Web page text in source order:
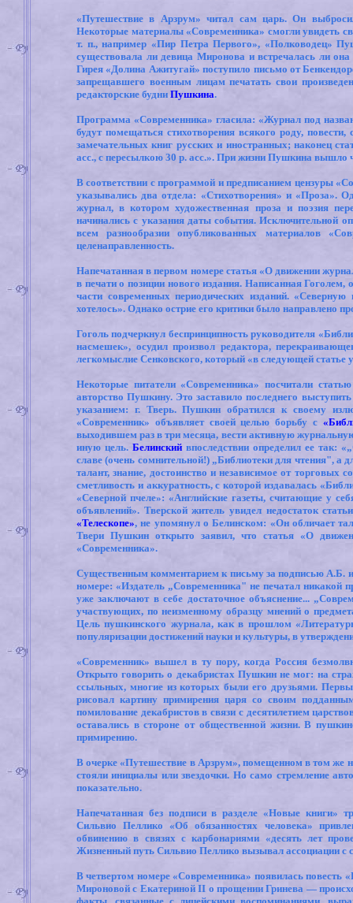
«Путешествие в Арзрум» читал сам царь. Он
Некоторые материалы «Современника» смогли увидеть
т. п., например «Пир Петра Первого», «Полководец»
существовала ли девица Миронова и встречалась ли
Гирея «Долина Ажитугай» поступило письмо от
запрещавшего военным лицам печатать свои
редакторские будни Пушкина.
Программа «Современника» гласила: «Журнал под
будут помещаться стихотворения всякого роду,
замечательных книг русских и иностранных; наконец
асс., с пересылкою 30 р. асс.». При жизни Пушкина вышло
В соответствии с программой и предписанием цензуры
указывались два отдела: «Стихотворения» и «Проза».
журнал, в котором художественная проза и поэзия
начинались с указания даты события. Исключительной
всем разнообразии опубликованных материалов
целенаправленность.
Напечатанная в первом номере статья «О движении
в печати о позиции нового издания. Написанная Гоголем,
части современных периодических изданий.
хотелось». Однако острие его критики было направлено
Гоголь подчеркнул беспринципность руководителя
насмешек», осудил произвол редактора,
легкомыслие Сенковского, который «в следующей статье
Некоторые питатели «Современника» посчитали
авторство Пушкину. Это заставило последнего
указанием: г. Тверь. Пушкин обратился к своему
«Современник» объявляет своей целью борьбу с
выходившем раз в три месяца, вести активную
иную цель.Белинский впоследствии определил ее так:
славе (очень сомнительной!) „Библиотеки для чтения", а
талант, знание, достоинство и независимое от
сметливость и аккуратность, с которой издавалась
«Северной пчеле»: «Английские газеты, считающие у
объявлений». Тверской житель увидел недостаток
«Телескопе», не упомянул о Белинском: «Он обличает
Твери Пушкин открыто заявил, что статья «О
«Современника».
Существенным комментарием к письму за подписью А.Б.
номере: «Издатель „Современника" не печатал
уже заключают в себе достаточное объяснение...
участвующих, по неизменному образцу мнений о
Цель пушкинского журнала, как в прошлом
популяризации достижений науки и культуры, в
«Современник» вышел в ту пору, когда Россия
Открыто говорить о декабристах Пушкин не мог: на
ссыльных, многие из которых были его друзьями.
рисовал картину примирения царя со своим
помилование декабристов в связи с десятилетием
оставались в стороне от общественной жизни. В
примирению.
В очерке «Путешествие в Арзрум», помещенном в том же
стояли инициалы или звездочки. Но само стремление
показательно.
Напечатанная без подписи в разделе «Новые книги»
Сильвио Пеллико «Об обязанностях человека»
обвинению в связях с карбонариями «десять лет
Жизненный путь Сильвио Пеллико вызывал ассоциации с
В четвертом номере «Современника» появилась
Мироновой с ЕкатеринойII о прощении Гринева —